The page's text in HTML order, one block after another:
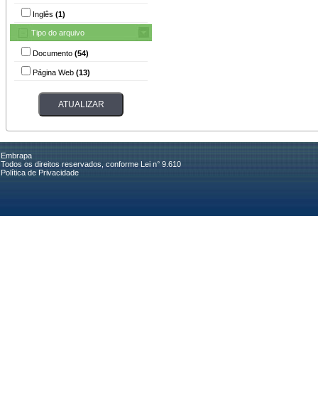
Inglês (1)
Tipo do arquivo
Documento (54)
Página Web (13)
Embrapa
Todos os direitos reservados, conforme Lei n° 9.610
Política de Privacidade